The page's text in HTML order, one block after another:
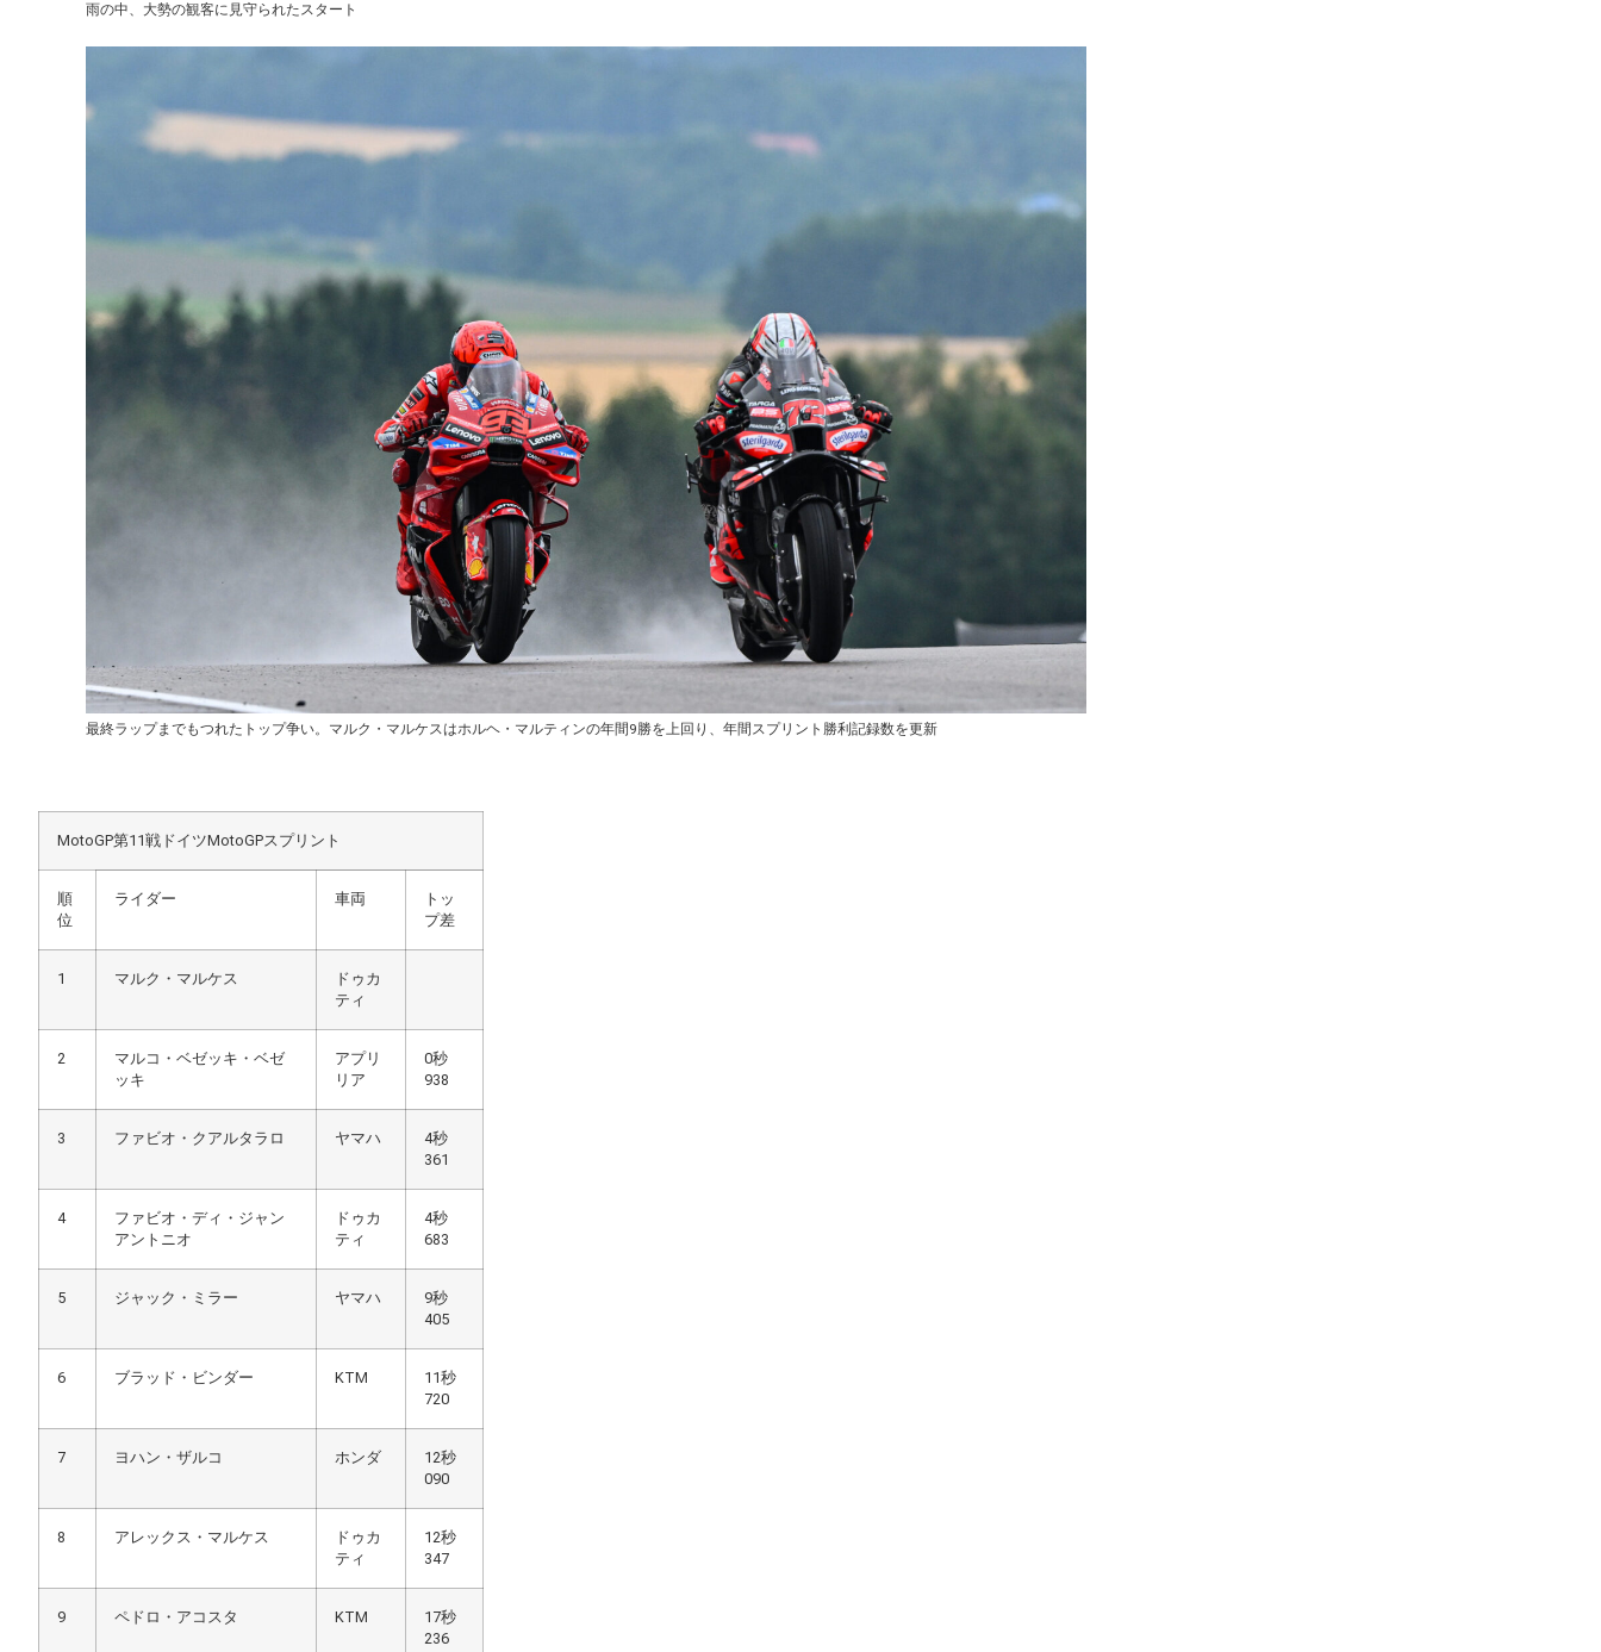
雨の中、大勢の観客に見守られたスタート
最終ラップまでもつれたトップ争い。マルク・マルケスはホルヘ・マルティンの年間9勝を上回り、年間スプリント勝利記録数を更新
MotoGP第11戦ドイツMotoGPスプリント
順
位
ライダー 車両
トッ
プ差
1 マルク・マルケス
ドゥカ
ティ
2
マルコ・ベゼッキ・ベゼ
ッキ
アプリ
リア
0秒
938
3 ファビオ・クアルタラロ ヤマハ
4秒
361
4
ファビオ・ディ・ジャン
アントニオ
ドゥカ
ティ
4秒
683
5 ジャック・ミラー ヤマハ
9秒
405
6 ブラッド・ビンダー KTM
11秒
720
7 ヨハン・ザルコ ホンダ
12秒
090
8 アレックス・マルケス
ドゥカ
ティ
12秒
347
9 ペドロ・アコスタ KTM
17秒
236